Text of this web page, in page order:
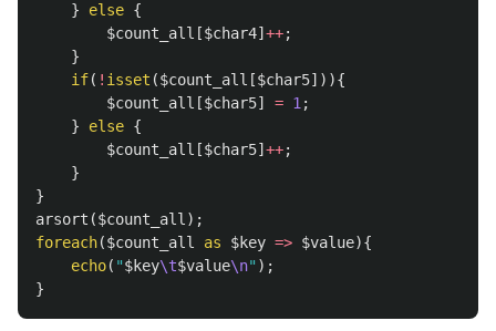
}
else {
$count_all [$char4] ++;
}
if( ! isset ($count_all [$char5])){
$count_all [$char5] = 1;
}
else {
$count_all [$char5] ++;
}
}
arsort ($count_all);
foreach($count_all as $key => $value){
echo( "$key\t$value\n" );
}